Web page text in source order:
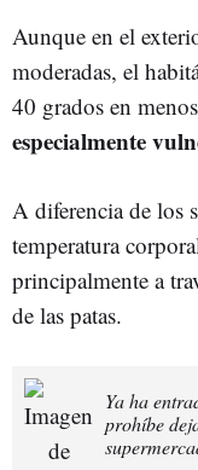
Aunque en el
moderadas, el
40 grados en
especialmente
A diferencia de los
temperatura
principalmente a
de las patas.
Ya ha
prohíbe